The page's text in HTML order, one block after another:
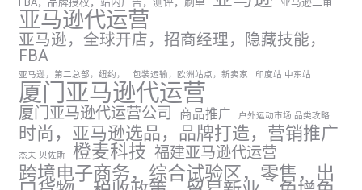
亚马逊代运营
亚马逊，全球开店，招商经理，隐藏技能，
FBA
亚马逊，第二总部，纽约， 包装运输，欧洲站点，新卖家 印度站 中东站
厦门亚马逊代运营
厦门亚马逊代运营公司 商品推广 户外运动市场 品类攻略
时尚，亚马逊选品，品牌打造，营销推广
杰夫·贝佐斯 橙麦科技 福建亚马逊代运营
跨境电子商务，综合试验区，零售，出